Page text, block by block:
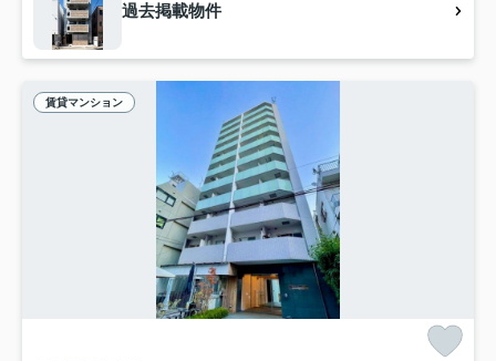
過去掲載物件
賃貸マンション